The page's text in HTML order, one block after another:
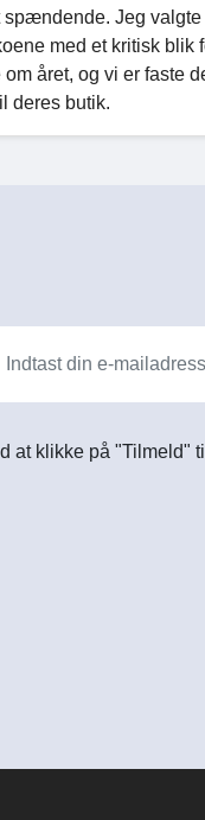
spændende. Jeg
med et kritisk blik
året, og vi er faste
deres butik.
at klikke på "Tilmeld"